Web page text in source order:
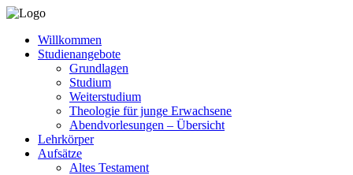
Willkommen
Studienangebote
Grundlagen
Studium
Weiterstudium
Theologie für junge Erwachsene
Abendvorlesungen – Übersicht
Lehrkörper
Aufsätze
Altes Testament